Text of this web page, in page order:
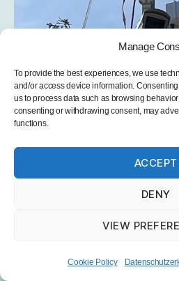
Manage
To provide the best experiences, we use
and/or access device information.
us to process data such as browsing
consenting or withdrawing consent, may
functions.
ACCEPT
DENY
VIEW
Cookie Policy
Software
Auf dem Raspberry Pi läuft
Ich könnte hier einiges über